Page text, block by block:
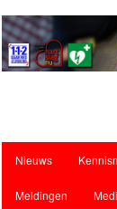
Spring naar de
Spring naar de
Nieuws
Meldingen